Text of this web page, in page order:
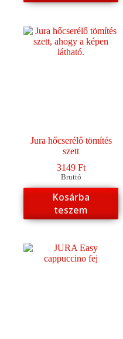
Jura hőcserélő tömítés
szett
3149 Ft
Bruttó
Kosárba
teszem